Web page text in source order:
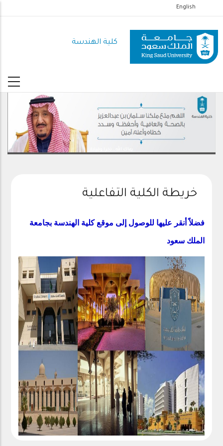
إلى
المحتوى
الرئيسي
English
كلية الهندسة
خريطة الكلية التفاعلية
فضلاً أنقر عليها للوصول إلى موقع كلية الهندسة بجامعة
الملك سعود